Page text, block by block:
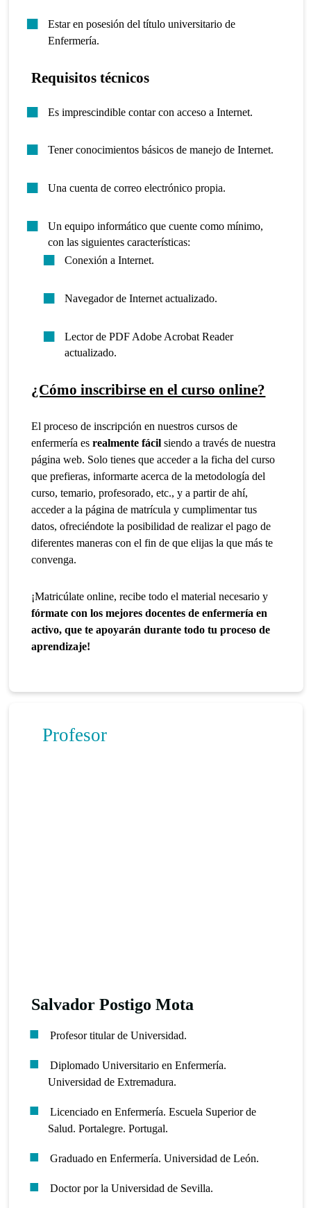
Estar en posesión del título universitario de
Enfermería.
Requisitos técnicos
Es imprescindible contar con acceso a Internet.
Tener conocimientos básicos de manejo de Internet.
Una cuenta de correo electrónico propia.
Un equipo informático que cuente como mínimo,
con las siguientes características:
Conexión a Internet.
Navegador de Internet actualizado.
Lector de PDF Adobe Acrobat Reader
actualizado.
¿Cómo inscribirse en el curso online?
El proceso de inscripción en nuestros cursos de
enfermería esrealmente fácil siendo a través de nuestra
página web. Solo tienes que acceder a la ficha del curso
que prefieras, informarte acerca de la metodología del
curso, temario, profesorado, etc., y a partir de ahí,
acceder a la página de matrícula y cumplimentar tus
datos, ofreciéndote la posibilidad de realizar el pago de
diferentes maneras con el fin de que elijas la que más te
convenga.
¡Matricúlate online, recibe todo el material necesario y
fórmate con los mejores docentes de enfermería en
activo, que te apoyarán durante todo tu proceso de
aprendizaje!
Profesor
Salvador Postigo Mota
Profesor titular de Universidad.
Diplomado Universitario en Enfermería.
Universidad de Extremadura.
Licenciado en Enfermería. Escuela Superior de
Salud. Portalegre. Portugal.
Graduado en Enfermería. Universidad de León.
Doctor por la Universidad de Sevilla.